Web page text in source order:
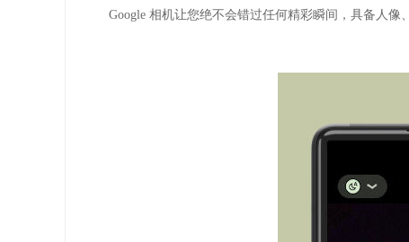
Google 相机让您绝不会错过任何精彩瞬间，具备人像